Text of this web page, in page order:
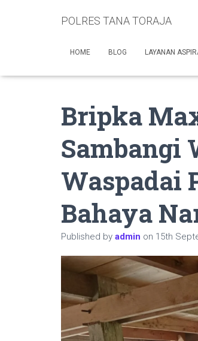
POLRES TANA TORAJA
HOME BLOG LAYANAN
Bripka
Sambangi
Waspadai
Bahaya
Published by admin on 15th